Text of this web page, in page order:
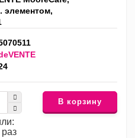
элементом,
В корзину